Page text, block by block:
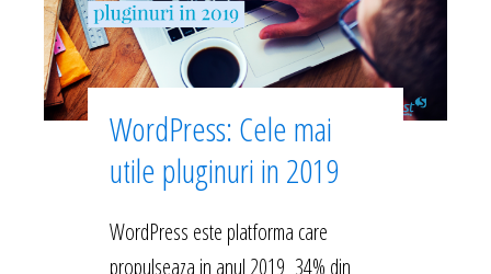
WordPress: Cele mai
utile pluginuri in 2019
WordPress este platforma care
propulseaza in anul 2019 34% din